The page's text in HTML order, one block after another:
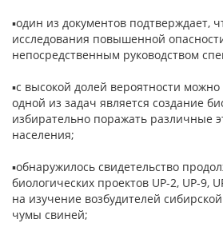
▪один из документов подтверждает,
исследования повышенной
непосредственным руководством
▪с высокой долей вероятности
одной из задач является создание
избирательно поражать различные
населения;
▪обнаружилось свидетельство
биологических проектов UP-2, UP-9,
на изучение возбудителей
чумы свиней;